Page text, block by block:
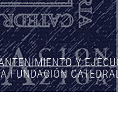
Y
FUNDACIÓN